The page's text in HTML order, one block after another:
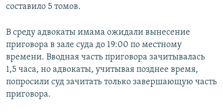
составило 5 томов.
В среду адвокаты имама ожидали вынесение
приговора в зале суда до 19:00 по местному
времени. Вводная часть приговора зачитывалась
1,5 часа, но адвокаты, учитывая позднее время,
попросили суд зачитать только завершающую часть
приговора.